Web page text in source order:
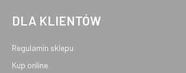
DLA KLIENTÓW
Regulamin sklepu
Kup online